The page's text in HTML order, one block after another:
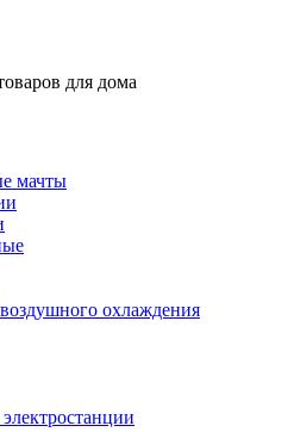
для дома
мачты
охлаждения